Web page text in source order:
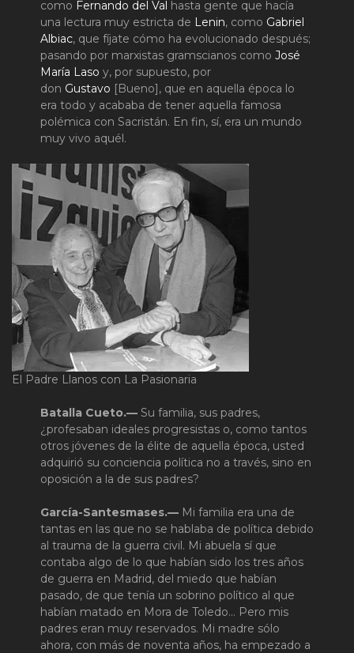
como Fernando del Val hasta gente que hacía
una lectura muy estricta de Lenin, como Gabriel
Albiac, que fíjate cómo ha evolucionado después;
pasando por marxistas gramscianos como José
María Laso y, por supuesto, por
don Gustavo [Bueno], que en aquella época lo
era todo y acababa de tener aquella famosa
polémica con Sacristán. En fin, sí, era un mundo
muy vivo aquél.
El Padre Llanos con La Pasionaria
Batalla Cueto.— Su familia, sus padres,
¿profesaban ideales progresistas o, como tantos
otros jóvenes de la élite de aquella época, usted
adquirió su conciencia política no a través, sino en
oposición a la de sus padres?
García-Santesmases.— Mi familia era una de
tantas en las que no se hablaba de política debido
al trauma de la guerra civil. Mi abuela sí que
contaba algo de lo que habían sido los tres años
de guerra en Madrid, del miedo que habían
pasado, de que tenía un sobrino político al que
habían matado en Mora de Toledo… Pero mis
padres eran muy reservados. Mi madre sólo
ahora, con más de noventa años, ha empezado a